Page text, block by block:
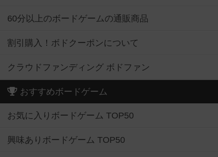
60分以上のボードゲームの通販商品
割引購入！ボドクーポンについて
クラウドファンディング ボドファン
おすすめボードゲーム
お気に入りボードゲーム TOP50
興味ありボードゲーム TOP50